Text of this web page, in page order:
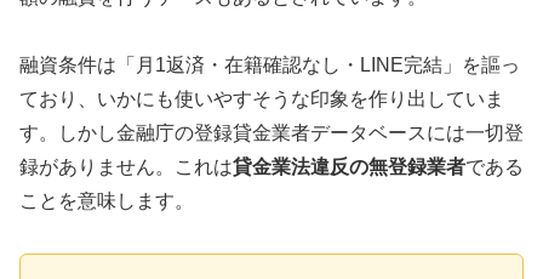
融資条件は「月1返済・在籍確認なし・LINE完結」を謳っ
ており、いかにも使いやすそうな印象を作り出していま
す。しかし金融庁の登録貸金業者データベースには一切登
録がありません。これは貸金業法違反の無登録業者である
ことを意味します。